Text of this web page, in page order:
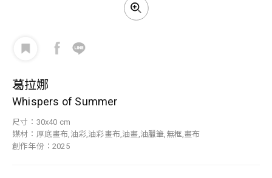
葛拉娜
Whispers of Summer
尺寸：30x40 cm
媒材：厚底畫布,油彩,油彩畫布,油畫,油臘筆,無框,畫布
創作年份：2025